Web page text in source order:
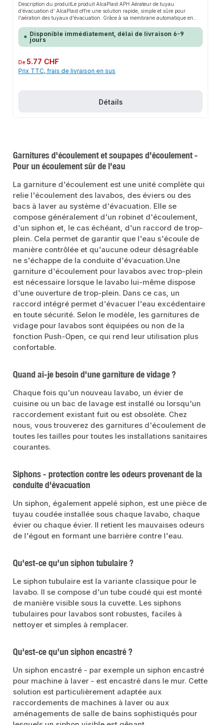
Description du produitLe produit AlcaPlast APH Aérateur de tuyau
d'évacuation d' AlcaPlast offre une solution rapide, simple et sûre pour
l'aération des tuyaux d'évacuation. Grâce à sa membrane automatique en
différents diamètres de tuyaux. Sa conception robuste et son montage facile
font de ce produit un choix fiable pour toute
installation.CaractéristiquesOuverture et fermeture automatiques en cas de
s'infiltrerAugmente la flexibilité lors de l'installation des conduites
d'eauConception robuste pour une longue durée de vieDomaines
d'applicationConduites d'eaux uséesTuyaux HTInstallations
Disponible immédiatement, délai de livraison 6-9
jours
Prix régulier :
De5.77 CHF
Prix TTC, frais de livraison en sus
Détails
Garnitures d'écoulement et soupapes d'écoulement -
Pour un écoulement sûr de l'eau
La garniture d'écoulement est une unité complète qui
relie l'écoulement des lavabos, des éviers ou des
bacs à laver au système d'évacuation. Elle se
compose généralement d'un robinet d'écoulement,
d'un siphon et, le cas échéant, d'un raccord de trop-
plein. Cela permet de garantir que l'eau s'écoule de
manière contrôlée et qu'aucune odeur désagréable
ne s'échappe de la conduite d'évacuation.Une
garniture d'écoulement pour lavabos avec trop-plein
est nécessaire lorsque le lavabo lui-même dispose
d'une ouverture de trop-plein. Dans ce cas, un
raccord intégré permet d'évacuer l'eau excédentaire
en toute sécurité. Selon le modèle, les garnitures de
vidage pour lavabos sont équipées ou non de la
fonction Push-Open, ce qui rend leur utilisation plus
confortable.
Quand ai-je besoin d'une garniture de vidage ?
Chaque fois qu'un nouveau lavabo, un évier de
cuisine ou un bac de lavage est installé ou lorsqu'un
raccordement existant fuit ou est obsolète. Chez
nous, vous trouverez des garnitures d'écoulement de
toutes les tailles pour toutes les installations sanitaires
courantes.
Siphons - protection contre les odeurs provenant de la
conduite d'évacuation
Un siphon, également appelé siphon, est une pièce de
tuyau coudée installée sous chaque lavabo, chaque
évier ou chaque évier. Il retient les mauvaises odeurs
de l'égout en formant une barrière contre l'eau.
Qu'est-ce qu'un siphon tubulaire ?
Le siphon tubulaire est la variante classique pour le
lavabo. Il se compose d'un tube coudé qui est monté
de manière visible sous la cuvette. Les siphons
tubulaires pour lavabos sont robustes, faciles à
nettoyer et simples à remplacer.
Qu'est-ce qu'un siphon encastré ?
Un siphon encastré - par exemple un siphon encastré
pour machine à laver - est encastré dans le mur. Cette
solution est particulièrement adaptée aux
raccordements de machines à laver ou aux
aménagements de salle de bains sophistiqués pour